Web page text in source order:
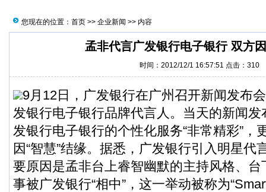
您现在的位置： 首页 >> 企业新闻 >> 内容
孟非代言广发银行电子银行 双方
时间：2012/12/1 16:57:51 点击： 310
9月12日，广发银行在广州召开新闻发布
发银行电子银行品牌代言人。当天的新闻
发银行电子银行的个性化服务“非常精彩”，
因“智慧”结缘。据悉，广发银行引入明星代
要原因是孟非台上睿智幽默的主持风格、
事被广发银行“相中”，这一举动被称为